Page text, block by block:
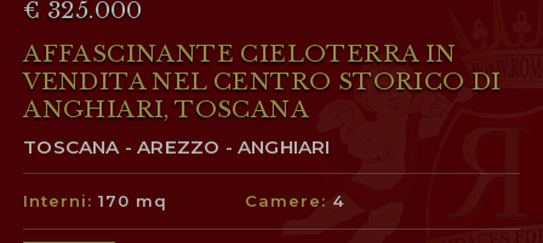
€ 325.000
AFFASCINANTE CIELOTERRA IN
VENDITA NEL CENTRO STORICO DI
ANGHIARI, TOSCANA
TOSCANA - AREZZO - ANGHIARI
Interni:170 mq Camere: 4